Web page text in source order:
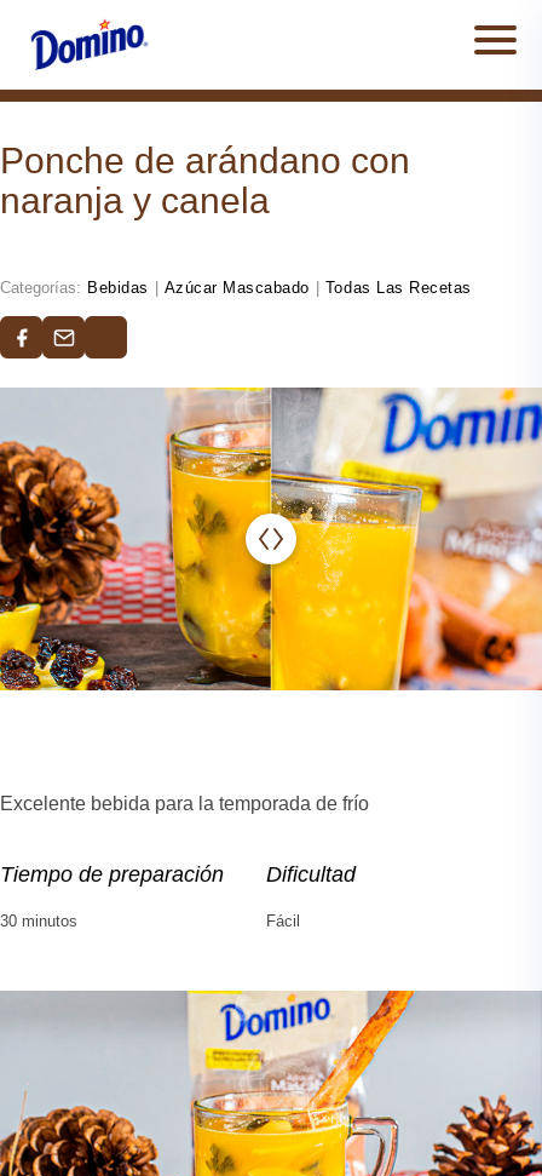
Ponche de arándano con
naranja y canela
Categorías: Bebidas Azúcar Mascabado Todas Las Recetas
Excelente bebida para la temporada de frío
Tiempo de preparación
30 minutos
Dificultad
Fácil